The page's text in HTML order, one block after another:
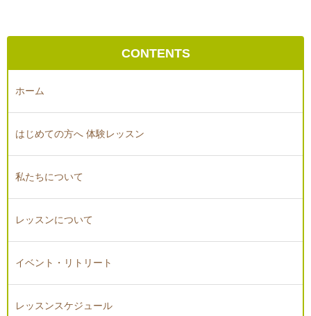
CONTENTS
ホーム
はじめての方へ 体験レッスン
私たちについて
レッスンについて
イベント・リトリート
レッスンスケジュール